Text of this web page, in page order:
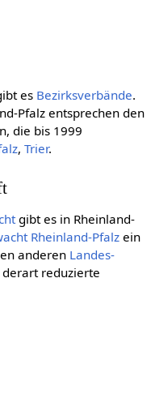
es Be­zirks­ver­bän­de.
Pfalz entsprechen den
die bis 1999
, Trier.
gibt es in Rheinland-
Rheinland-Pfalzein
anderen Landes­
reduzierte